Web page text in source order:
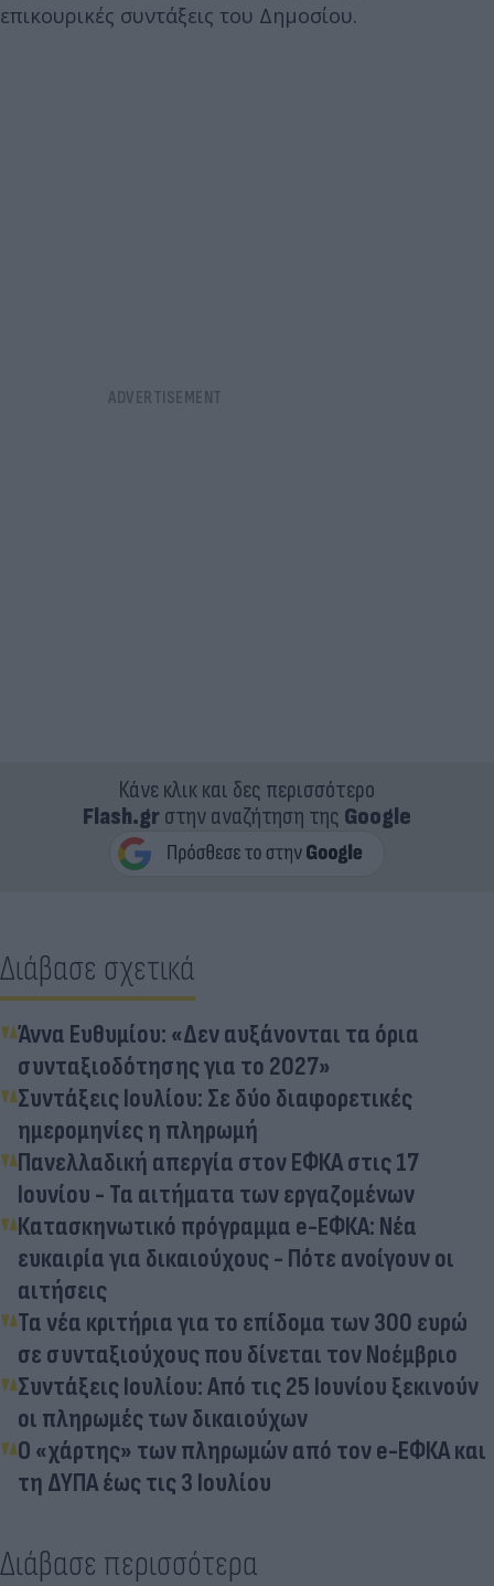
επικουρικές συντάξεις του Δημοσίου.
Κάνε κλικ και δες περισσότερο
Flash.grστην αναζήτηση της Google
Διάβασε σχετικά
Άννα Ευθυμίου: «Δεν αυξάνονται τα όρια
συνταξιοδότησης για το 2027»
Συντάξεις Ιουλίου: Σε δύο διαφορετικές
ημερομηνίες η πληρωμή
Πανελλαδική απεργία στον ΕΦΚΑ στις 17
Ιουνίου - Τα αιτήματα των εργαζομένων
Κατασκηνωτικό πρόγραμμα e-ΕΦΚΑ: Νέα
ευκαιρία για δικαιούχους - Πότε ανοίγουν οι
αιτήσεις
Τα νέα κριτήρια για το επίδομα των 300 ευρώ
σε συνταξιούχους που δίνεται τον Νοέμβριο
Συντάξεις Ιουλίου: Από τις 25 Ιουνίου ξεκινούν
οι πληρωμές των δικαιούχων
Ο «χάρτης» των πληρωμών από τον e-ΕΦΚΑ και
τη ΔΥΠΑ έως τις 3 Iουλίου
Διάβασε περισσότερα